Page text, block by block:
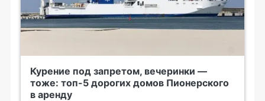
Курение под запретом, вечеринки —
тоже: топ-5 дорогих домов Пионерского
в аренду